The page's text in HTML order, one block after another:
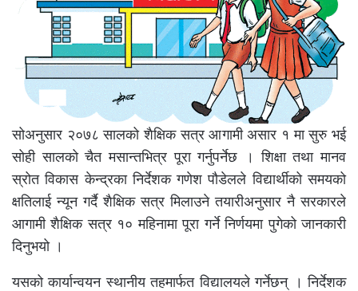
सोअनुसार २०७८ सालको शैक्षिक सत्र आगामी असार १ मा सुरु भई
सोही सालको चैत मसान्तभित्र पूरा गर्नुपर्नेछ । शिक्षा तथा मानव
स्रोत विकास केन्द्रका निर्देशक गणेश पौडेलले विद्यार्थीको समयको
क्षतिलाई न्यून गर्दै शैक्षिक सत्र मिलाउने तयारीअनुसार नै सरकारले
आगामी शैक्षिक सत्र १० महिनामा पूरा गर्ने निर्णयमा पुगेको जानकारी
दिनुभयो ।
यसको कार्यान्वयन स्थानीय तहमार्फत विद्यालयले गर्नेछन् । निर्देशक